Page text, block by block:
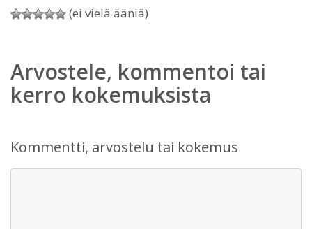
(ei vielä ääniä)
Arvostele, kommentoi tai
kerro kokemuksista
Kommentti, arvostelu tai kokemus